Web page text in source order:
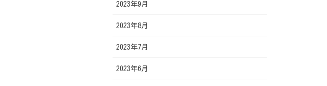
2023年9月
2023年8月
2023年7月
2023年6月